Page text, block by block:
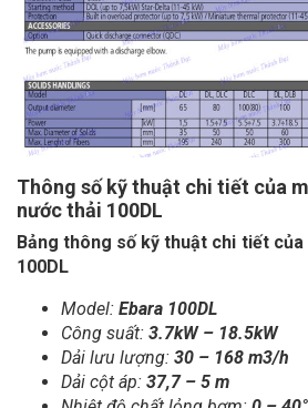
Thông số kỹ thuật chi tiết của
nước thải 100DL
Bảng thông số kỹ thuật chi tiết của
100DL
Model: Ebara 100DL
Công suất: 3.7kW – 18.5kW
Dải lưu lượng: 30 – 168 m3/h
Dải cột áp: 37,7 – 5 m